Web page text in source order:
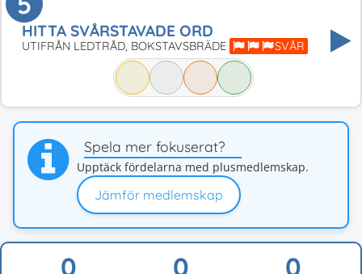
HITTA SVÅRSTAVADE ORD
UTIFRÅN LEDTRÅD, BOKSTAVSBRÄDE SVÅR
Spela mer fokuserat?
Upptäck fördelarna med plusmedlemskap.
Jämför medlemskap